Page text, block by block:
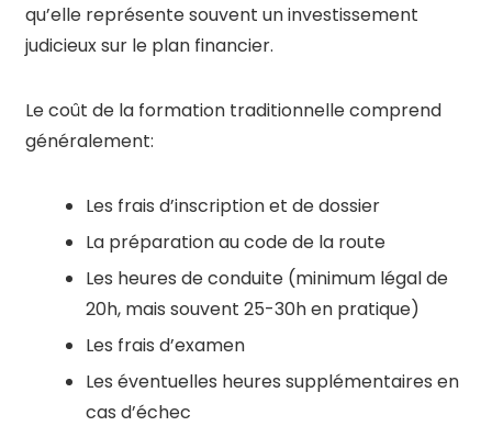
qu’elle représente souvent un investissement
judicieux sur le plan financier.
Le coût de la formation traditionnelle comprend
généralement:
Les frais d’inscription et de dossier
La préparation au code de la route
Les heures de conduite (minimum légal de
20h, mais souvent 25-30h en pratique)
Les frais d’examen
Les éventuelles heures supplémentaires en
cas d’échec